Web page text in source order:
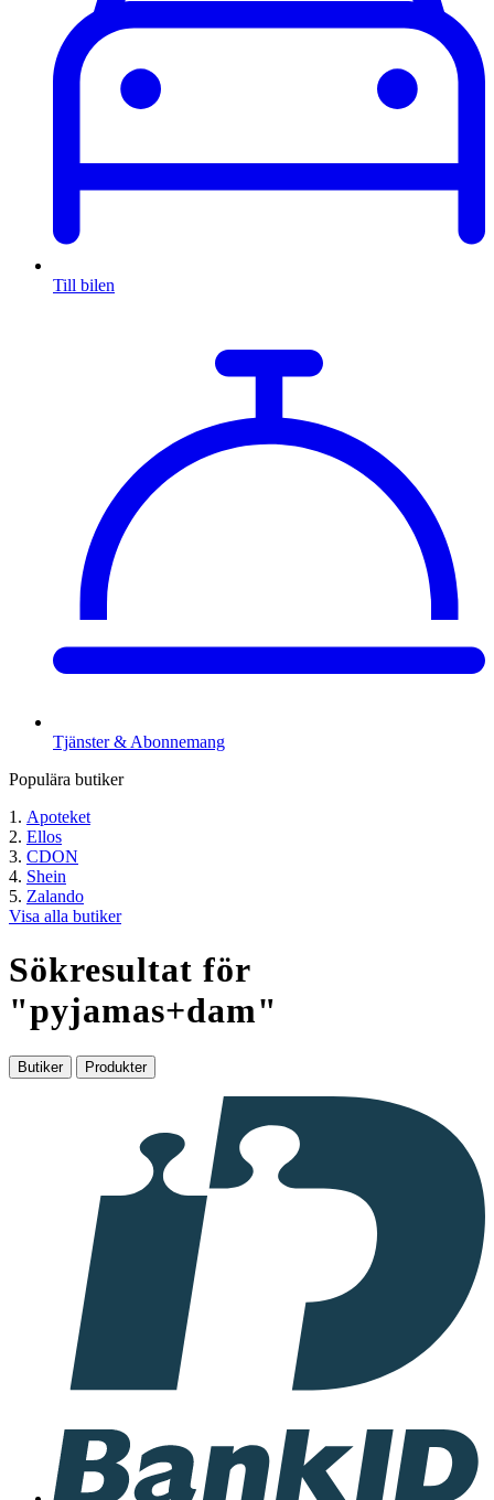
Till bilen
Tjänster & Abonnemang
Populära butiker
Apoteket
Ellos
CDON
Shein
Zalando
Visa alla butiker
Sökresultat för
"pyjamas+dam"
Butiker Produkter